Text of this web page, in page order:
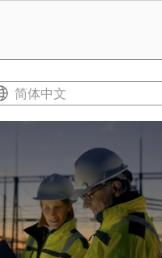
简体中文